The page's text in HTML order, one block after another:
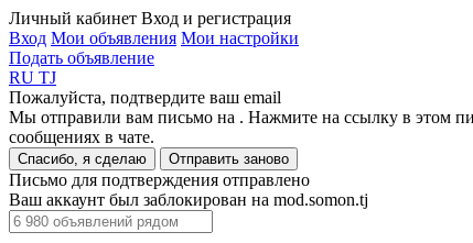
Личный кабинет Вход и регистрация
Вход Мои объявления Мои настройки
Подать объявление
RU TJ
Пожалуйста, подтвердите ваш email
Мы отправили вам письмо на . Нажмите на ссылку в этом
сообщениях в чате.
Спасибо, я сделаю Отправить заново
Письмо для подтверждения отправлено
Ваш аккаунт был заблокирован на mod.somon.tj